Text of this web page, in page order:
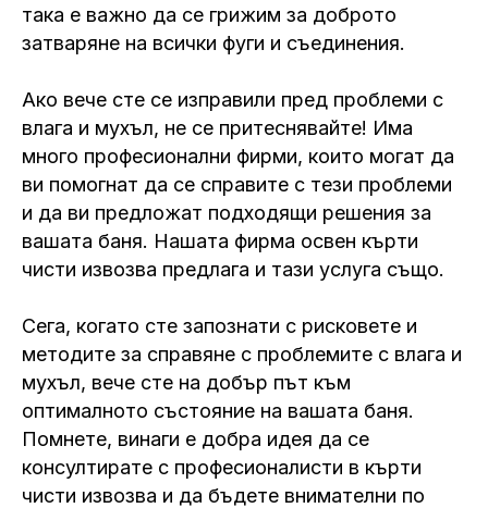
така е важно да се грижим за доброто
затваряне на всички фуги и съединения.
Ако вече сте се изправили пред проблеми с
влага и мухъл, не се притеснявайте! Има
много професионални фирми, които могат да
ви помогнат да се справите с тези проблеми
и да ви предложат подходящи решения за
вашата баня. Нашата фирма освен кърти
чисти извозва предлага и тази услуга също.
Сега, когато сте запознати с рисковете и
методите за справяне с проблемите с влага и
мухъл, вече сте на добър път към
оптималното състояние на вашата баня.
Помнете, винаги е добра идея да се
консултирате с професионалисти в кърти
чисти извозва и да бъдете внимателни по